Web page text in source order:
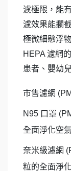
濾極限，能
濾效果能攔
極微細懸浮
HEPA 濾網
患者、嬰幼
市售濾網
N95 口罩
全面淨化空
奈米級濾網
粒的全面淨